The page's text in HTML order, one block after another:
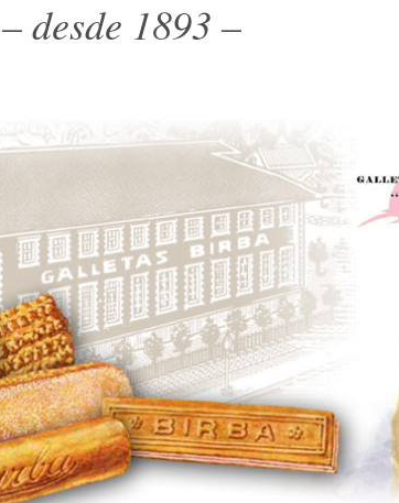
– desde 1893 –